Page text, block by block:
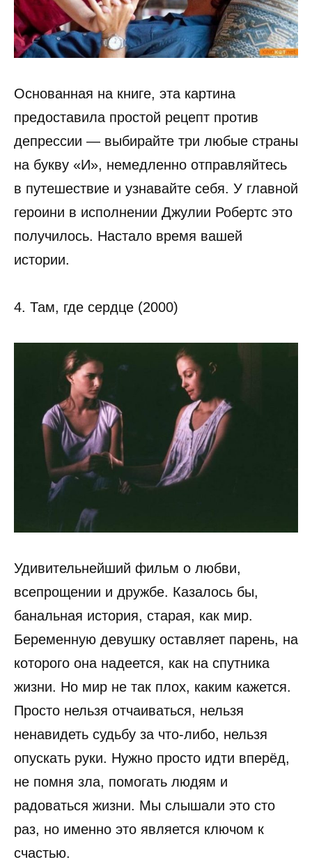
Основанная на книге, эта картина
предоставила простой рецепт против
депрессии — выбирайте три любые страны
на букву «И», немедленно отправляйтесь
в путешествие и узнавайте себя. У главной
героини в исполнении Джулии Робертс это
получилось. Настало время вашей
истории.
4. Там, где сердце (2000)
Удивительнейший фильм о любви,
всепрощении и дружбе. Казалось бы,
банальная история, старая, как мир.
Беременную девушку оставляет парень, на
которого она надеется, как на спутника
жизни. Но мир не так плох, каким кажется.
Просто нельзя отчаиваться, нельзя
ненавидеть судьбу за что-либо, нельзя
опускать руки. Нужно просто идти вперёд,
не помня зла, помогать людям и
радоваться жизни. Мы слышали это сто
раз, но именно это является ключом к
счастью.